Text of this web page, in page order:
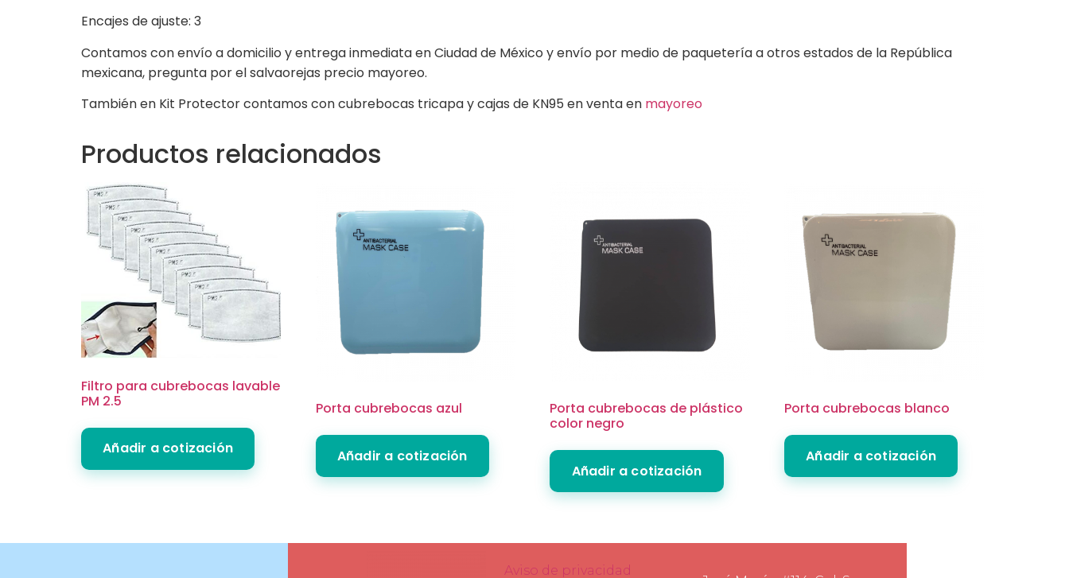
Encajes de ajuste: 3
Contamos con envío a domicilio y entrega inmediata en Ciudad de México y envío por medio de paquetería a otros estados de la República
mexicana, pregunta por el salvaorejas precio mayoreo.
También en Kit Protector contamos con cubrebocas tricapa y cajas de KN95 en venta en mayoreo
Productos relacionados
Filtro para cubrebocas lavable
PM 2.5
Añadir a cotización
Porta cubrebocas azul
Añadir a cotización
Porta cubrebocas de plástico
color negro
Añadir a cotización
Porta cubrebocas blanco
Añadir a cotización
Aviso de privacidad